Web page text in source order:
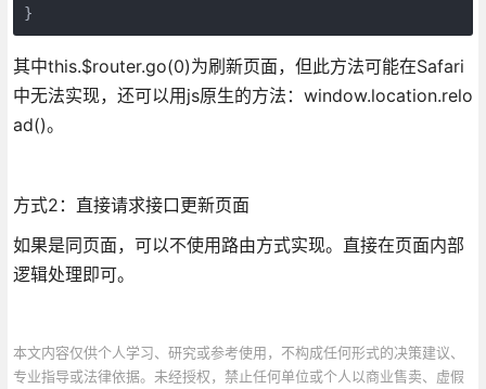
}
其中this.$router.go(0)为刷新页面，但此方法可能在Safari
中无法实现，还可以用js原生的方法：window.location.relo
ad()。
方式2：直接请求接口更新页面
如果是同页面，可以不使用路由方式实现。直接在页面内部
逻辑处理即可。
本文内容仅供个人学习、研究或参考使用，不构成任何形式的决策建议、
专业指导或法律依据。未经授权，禁止任何单位或个人以商业售卖、虚假